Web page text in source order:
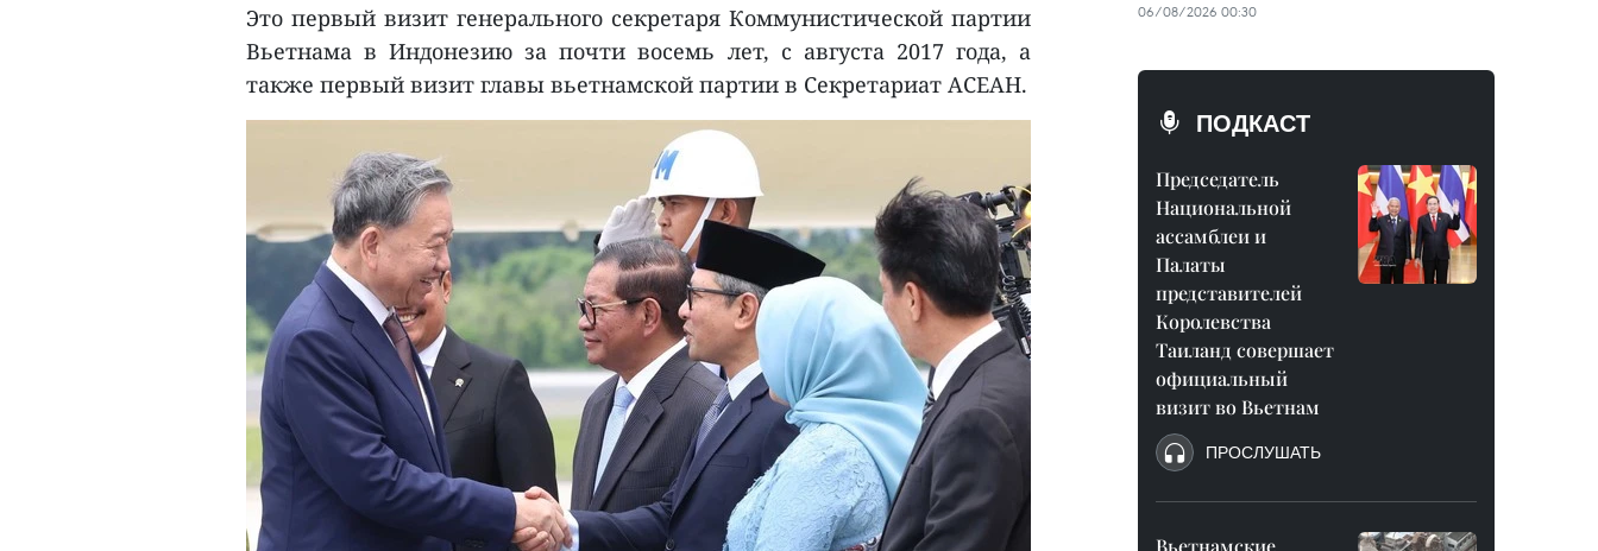
Это первый визит генерального секретаря Коммунистической партии
Вьетнама в Индонезию за почти восемь лет, с августа 2017 года, а
также первый визит главы вьетнамской партии в Секретариат АСЕАН.
06/08/2026 00:30
ПОДКАСТ
Председатель
Национальной
ассамблеи и
Палаты
представителей
Королевства
Таиланд совершает
официальный
визит во Вьетнам
ПРОСЛУШАТЬ
Вьетнамские